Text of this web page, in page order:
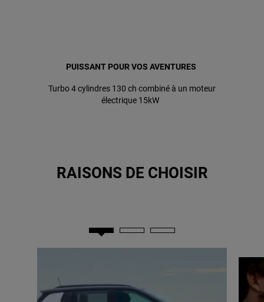
PUISSANT POUR VOS AVENTURES
Turbo 4 cylindres 130 ch combiné à un moteur
électrique 15kW
RAISONS DE CHOISIR